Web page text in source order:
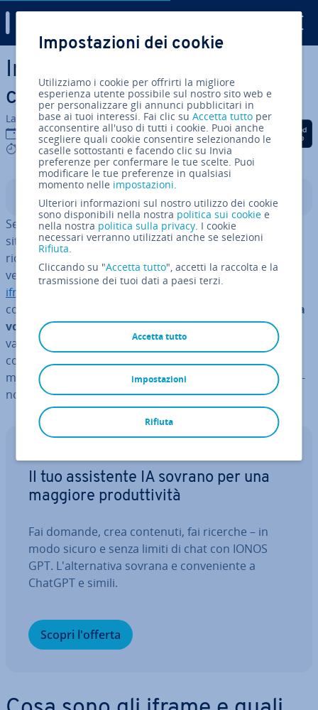
Vai al contenuto prin­ci­pa­le
In­cor­po­ra­re file in WordPress
con gli iframe
La redazione di IONOS
21 mar 2022
7 mins
Condividi via Facebook
Condividi via Twitter
Condividi via
Indice
Se volete includere file di grandi di­men­sio­ni sul vostro
sito web, come immagini, mappe, calendari ovideo
richiede molta capacità di memoria e può ridurre la
velocità di ca­ri­ca­men­to della vostra pagina. Grazie a
iframe
contenuto sul vostro sito,
senza doverlo ospitare nella
vostra libreria mul­ti­me­dia­le. Questa funzione è molto
van­tag­gio­sa. Potete scoprire qui cosa sono gli iframe,
come usarli sul vostro sito WordPress tramite plugin o
ma­nual­men­te e come funziona esat­ta­men­te questa tec­
no­lo­gia.
Il tuo as­si­sten­te IA sovrano per una
maggiore pro­dut­ti­vi­tà
Fai domande, crea contenuti, fai ricerche – in
modo sicuro e senza limiti di chat con IONOS
GPT. L'al­ter­na­ti­va sovrana e con­ve­nien­te a
ChatGPT e simili.
Scopri l'offerta
Impostazioni dei cookie
Utilizziamo i cookie per offrirti la migliore
esperienza utente possibile sul nostro sito web e
per personalizzare gli annunci pubblicitari in
base ai tuoi interessi. Fai clic suAccetta tutto per
acconsentire all'uso di tutti i cookie. Puoi anche
scegliere quali cookie consentire selezionando le
caselle sottostanti e facendo clic su Invia
preferenze per confermare le tue scelte. Puoi
modificare le tue preferenze in qualsiasi
momento nelle impostazioni.
Ulteriori informazioni sul nostro utilizzo dei cookie
sono disponibili nella nostra politica sui cookie e
nella nostra politica sulla privacy. I cookie
necessari verranno utilizzati anche se selezioni
Rifiuta.
Cliccando su "Accetta tutto", accetti la raccolta e la
trasmissione dei tuoi dati a paesi terzi.
Accetta tutto
Rifiuta
impostazioni